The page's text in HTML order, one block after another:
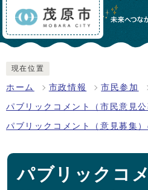
現在位置
ホーム 市政情報 市民参加
パブリックコメント（市民意見公
パブリックコメント（意見募集
パブリックコ